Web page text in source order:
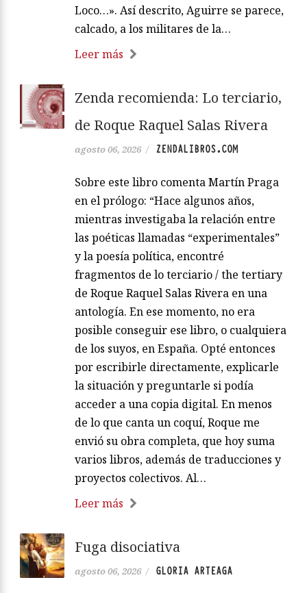
Loco…». Así descrito, Aguirre se parece,
calcado, a los militares de la…
Leer más
Zenda recomienda: Lo terciario,
de Roque Raquel Salas Rivera
agosto 06, 2026 / ZENDALIBROS.COM
Sobre este libro comenta Martín Praga
en el prólogo: “Hace algunos años,
mientras investigaba la relación entre
las poéticas llamadas “experimentales”
y la poesía política, encontré
fragmentos de lo terciario / the tertiary
de Roque Raquel Salas Rivera en una
antología. En ese momento, no era
posible conseguir ese libro, o cualquiera
de los suyos, en España. Opté entonces
por escribirle directamente, explicarle
la situación y preguntarle si podía
acceder a una copia digital. En menos
de lo que canta un coquí, Roque me
envió su obra completa, que hoy suma
varios libros, además de traducciones y
proyectos colectivos. Al…
Leer más
Fuga disociativa
agosto 06, 2026 / GLORIA ARTEAGA